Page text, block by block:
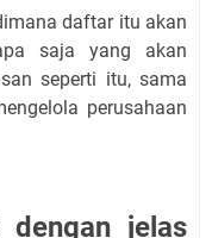
daftar itu akan
saja yang akan
seperti itu, sama
perusahaan
dengan jelas